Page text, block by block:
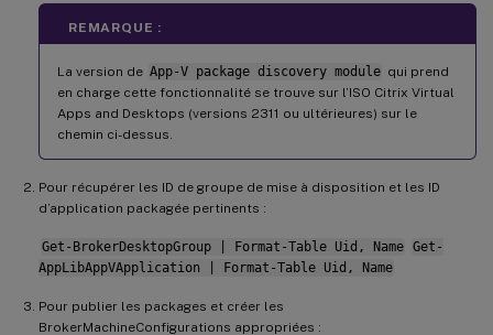
REMARQUE :
La version de App-V package discovery module qui prend
en charge cette fonctionnalité se trouve sur l’ISO Citrix Virtual
Apps and Desktops (versions 2311 ou ultérieures) sur le
chemin ci-dessus.
Pour récupérer les ID de groupe de mise à disposition et les ID
d’application packagée pertinents :
Get-BrokerDesktopGroup | Format-Table Uid, Name
Get-
AppLibAppVApplication | Format-Table Uid, Name
Pour publier les packages et créer les
BrokerMachineConfigurations appropriées :